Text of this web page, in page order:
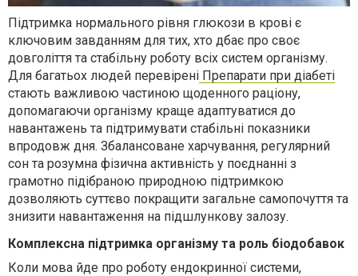
Підтримка нормального рівня глюкози в крові є
ключовим завданням для тих, хто дбає про своє
довголіття та стабільну роботу всіх систем організму.
Для багатьох людей перевірені Препарати при діабеті
стають важливою частиною щоденного раціону,
допомагаючи організму краще адаптуватися до
навантажень та підтримувати стабільні показники
впродовж дня. Збалансоване харчування, регулярний
сон та розумна фізична активність у поєднанні з
грамотно підібраною природною підтримкою
дозволяють суттєво покращити загальне самопочуття та
знизити навантаження на підшлункову залозу.
Комплексна підтримка організму та роль біодобавок
Коли мова йде про роботу ендокринної системи,